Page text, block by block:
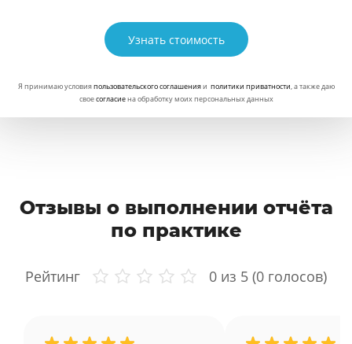
Узнать стоимость
Я принимаю условияпользовательского соглашенияи политики приватности, а также даю
своесогласиена обработку моих персональных данных
Отзывы о выполнении отчёта
по практике
Рейтинг 0 из 5 (0 голосов)